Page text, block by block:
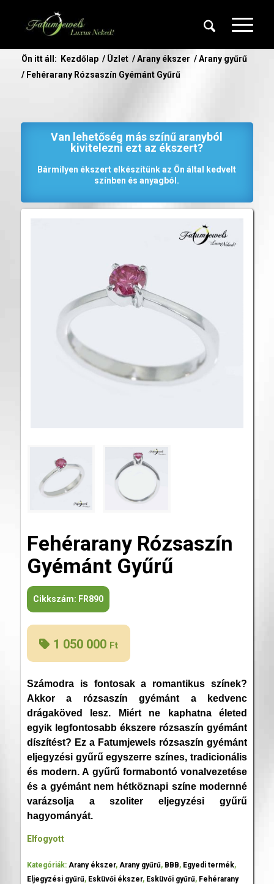
Ön itt áll: Kezdőlap / Üzlet / Arany ékszer / Arany gyűrű
/ Fehérarany Rózsaszín Gyémánt Gyűrű
Van lehetőség más színű aranyból
kivitelezni ezt az ékszert?
Bármilyen ékszert elkészítünk az Ön által kedvelt
színben és anyagból.
Fehérarany Rózsaszín
Gyémánt Gyűrű
Cikkszám: FR890
1 050 000 Ft
Számodra is fontosak a romantikus színek?
Akkor a rózsaszín gyémánt a kedvenc
drágaköved lesz. Miért ne kaphatna életed
egyik legfontosabb ékszere rózsaszín gyémánt
díszítést? Ez a Fatumjewels rózsaszín gyémánt
eljegyzési gyűrű egyszerre színes, tradicionális
és modern. A gyűrű formabontó vonalvezetése
és a gyémánt nem hétköznapi színe modernné
varázsolja a szoliter eljegyzési gyűrű
hagyományát.
Elfogyott
Kategóriák: Arany ékszer, Arany gyűrű, BBB, Egyedi termék,
Eljegyzési gyűrű, Esküvői ékszer, Esküvői gyűrű, Fehérarany